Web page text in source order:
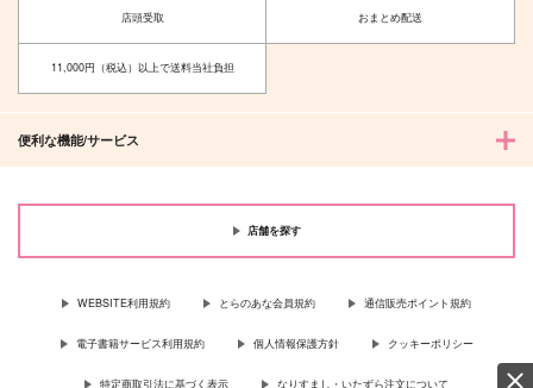
店頭受取 おまとめ配送
11,000円（税込）以上で送料当社負担
便利な機能/サービス
店舗を探す
WEBSITE利用規約 とらのあな会員規約 通信販売ポイント規約
電子書籍サービス利用規約 個人情報保護方針 クッキーポリシー
特定商取引法に基づく表示 なりすまし・いたずら注文について